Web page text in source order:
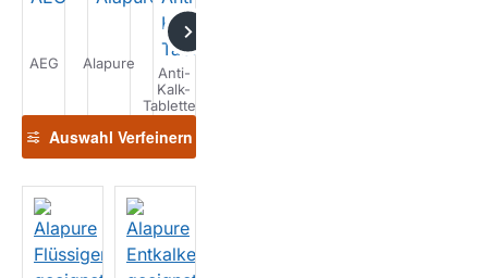
AEG Alapure
Anti-
Kalk-
Tabletten
Auswahl Verfeinern